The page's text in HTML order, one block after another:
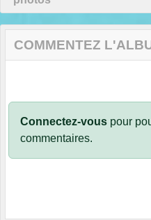
COMMENTEZ
Connectez-vous pour
commentaires.